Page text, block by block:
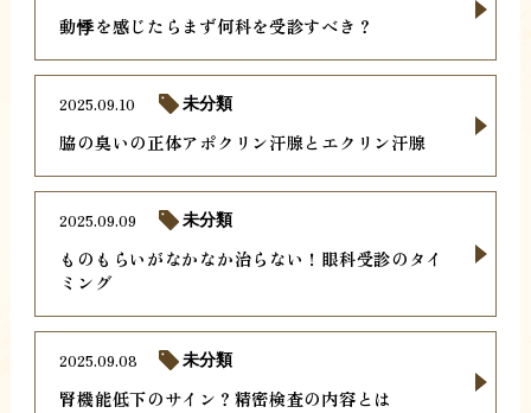
動悸を感じたらまず何科を受診すべき？
脇の臭いの正体アポクリン汗腺とエクリン汗腺
2025.09.10 未分類
ものもらいがなかなか治らない！眼科受診のタイ
ミング
2025.09.09 未分類
腎機能低下のサイン？精密検査の内容とは
2025.09.08 未分類